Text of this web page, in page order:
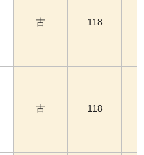
古 118
古 118